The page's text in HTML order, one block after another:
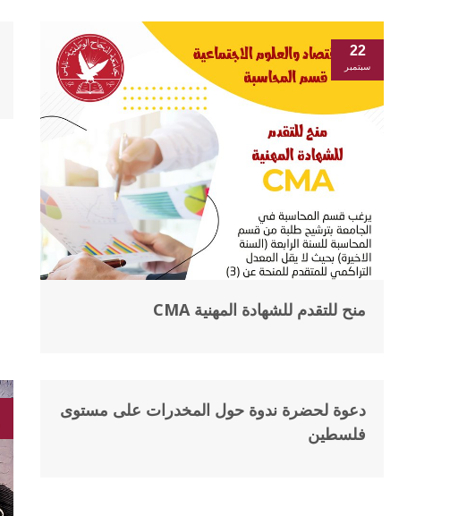
22
سبتمبر
منح للتقدم للشهادة المهنية CMA
18
مارس
دعوة لحضرة ندوة حول المخدرات على مستوى
فلسطين